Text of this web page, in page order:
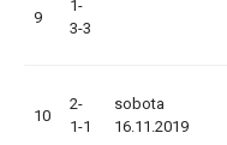
9
1-
3-3
10
2-
1-1
sobota
16.11.2019